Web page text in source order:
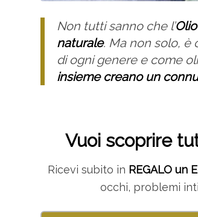
Non tutti sanno che l’
naturale. Ma non solo, è
di ogni genere e come
insieme creano un
Vuoi scoprire
Ricevi subito in REGALO un
occhi, problemi